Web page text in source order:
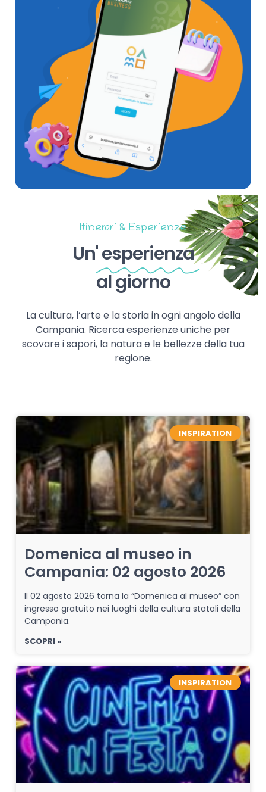
Itinerari & Esperienze
Un'esperienza
al giorno
La cultura, l’arte e la storia in ogni angolo della
Campania. Ricerca esperienze uniche per
scovare i sapori, la natura e le bellezze della tua
regione.
INSPIRATION
Domenica al museo in
Campania: 02 agosto 2026
Il 02 agosto 2026 torna la “Domenica al museo” con
ingresso gratuito nei luoghi della cultura statali della
Campania.
SCOPRI »
INSPIRATION